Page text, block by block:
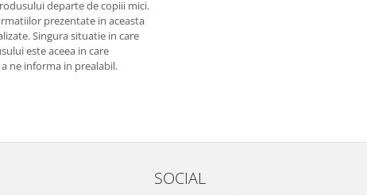
departe de copiii mici.
prezentate in aceasta
Singura situatie in care
este aceea in care
ne informa in prealabil.
SOCIAL